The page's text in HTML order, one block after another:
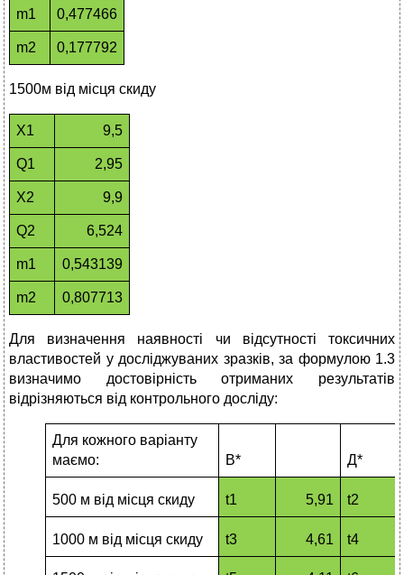
m1 0,477466
m2 0,177792
1500м від місця скиду
Х1 9,5
Q1 2,95
Х2 9,9
Q2 6,524
m1 0,543139
m2 0,807713
Для визначення наявності чи відсутності токсичних
властивостей у досліджуваних зразків, за формулою 1.3
визначимо достовірність отриманих результатів
відрізняються від контрольного досліду:
Для кожного варіанту
маємо:
В* Д*
500 м від місця скиду t1 5,91 t2
1000 м від місця скиду t3 4,61 t4